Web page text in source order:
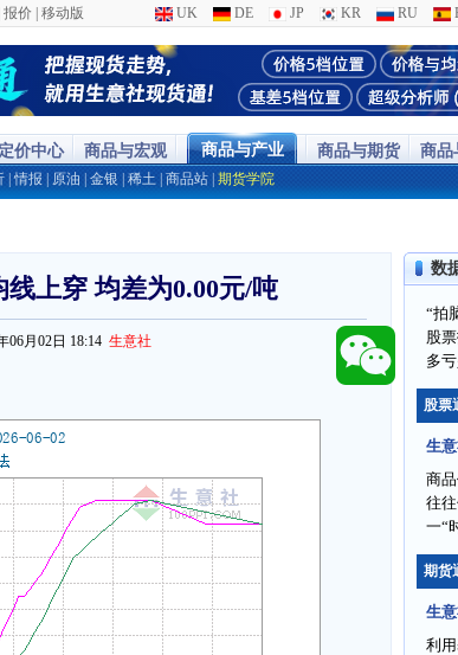
报价 移动版 UK DE JP KR RU
定价中心 商品与宏观 商品与产业 商品与期货 商品
|情报 原油 金银 稀土 商品站 期货学院
上穿 均差为0.00元/吨
06月02日 18:14 生意社
数
“拍
股
多
股票
生
商
往
一“
期货
生
利